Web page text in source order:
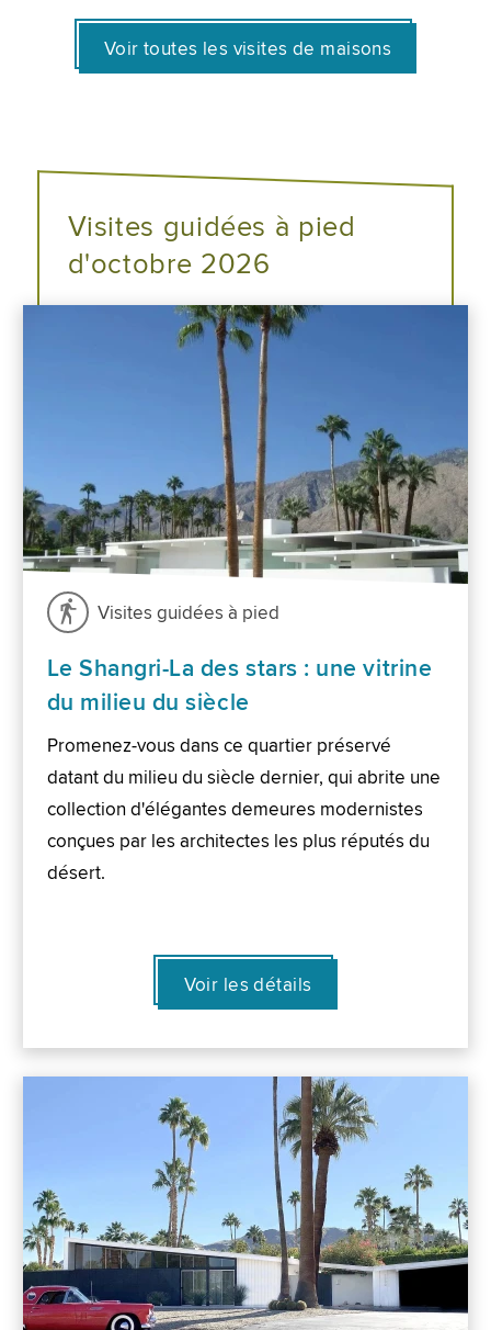
Voir toutes les visites de maisons
Visites guidées à pied
d'octobre 2026
Visites guidées à pied
Le Shangri-La des stars : une vitrine
du milieu du siècle
Promenez-vous dans ce quartier préservé
datant du milieu du siècle dernier, qui abrite une
collection d'élégantes demeures modernistes
conçues par les architectes les plus réputés du
désert.
Voir les détails